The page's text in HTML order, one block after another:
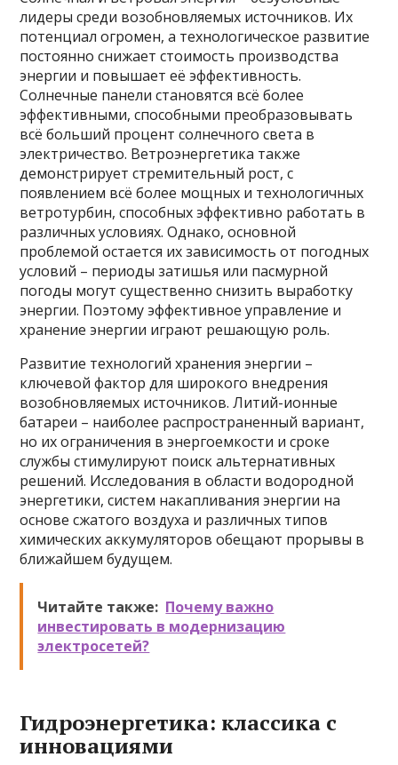
лидеры среди возобновляемых источников. Их
потенциал огромен, а технологическое развитие
постоянно снижает стоимость производства
энергии и повышает её эффективность.
Солнечные панели становятся всё более
эффективными, способными преобразовывать
всё больший процент солнечного света в
электричество. Ветроэнергетика также
демонстрирует стремительный рост, с
появлением всё более мощных и технологичных
ветротурбин, способных эффективно работать в
различных условиях. Однако, основной
проблемой остается их зависимость от погодных
условий – периоды затишья или пасмурной
погоды могут существенно снизить выработку
энергии. Поэтому эффективное управление и
хранение энергии играют решающую роль.
Развитие технологий хранения энергии –
ключевой фактор для широкого внедрения
возобновляемых источников. Литий-ионные
батареи – наиболее распространенный вариант,
но их ограничения в энергоемкости и сроке
службы стимулируют поиск альтернативных
решений. Исследования в области водородной
энергетики, систем накапливания энергии на
основе сжатого воздуха и различных типов
химических аккумуляторов обещают прорывы в
ближайшем будущем.
Читайте также: Почему важно
инвестировать в модернизацию
электросетей?
Гидроэнергетика: классика с
инновациями